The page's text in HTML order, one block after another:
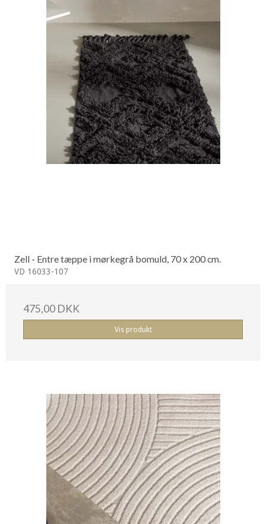
Zell - Entre tæppe i mørkegrå bomuld, 70 x 200 cm.
VD 16033-107
475,00 DKK
Vis produkt